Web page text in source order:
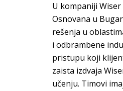
U kompaniji
Osnovana u
rešenja u
i odbrambene
pristupu koji
zaista izdvaja
učenju. Timovi